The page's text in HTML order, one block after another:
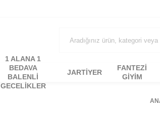
1 ALANA 1
BEDAVA
BALENLI
GECELIKLER
JARTİYER
FANTEZI
GIYIM